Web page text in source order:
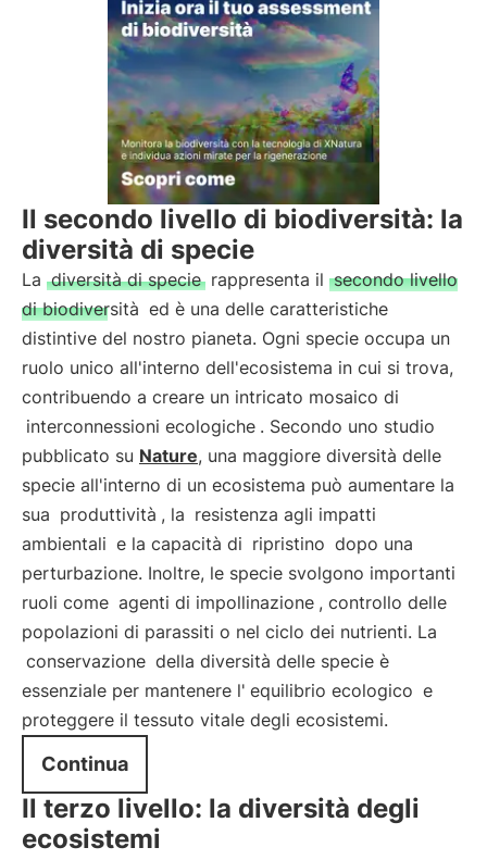
Il secondo livello di biodiversità: la
diversità di specie
La diversità di specie rappresenta il secondo livello
di biodiversità ed è una delle caratteristiche
distintive del nostro pianeta. Ogni specie occupa un
ruolo unico all'interno dell'ecosistema in cui si trova,
contribuendo a creare un intricato mosaico di
interconnessioni ecologiche . Secondo uno studio
pubblicato su Nature, una maggiore diversità delle
specie all'interno di un ecosistema può aumentare la
sua produttività , la resistenza agli impatti
ambientali e la capacità di ripristino dopo una
perturbazione. Inoltre, le specie svolgono importanti
ruoli come agenti di impollinazione , controllo delle
popolazioni di parassiti o nel ciclo dei nutrienti. La
conservazione della diversità delle specie è
essenziale per mantenere l' equilibrio ecologico e
proteggere il tessuto vitale degli ecosistemi.
Continua
Il terzo livello: la diversità degli
ecosistemi